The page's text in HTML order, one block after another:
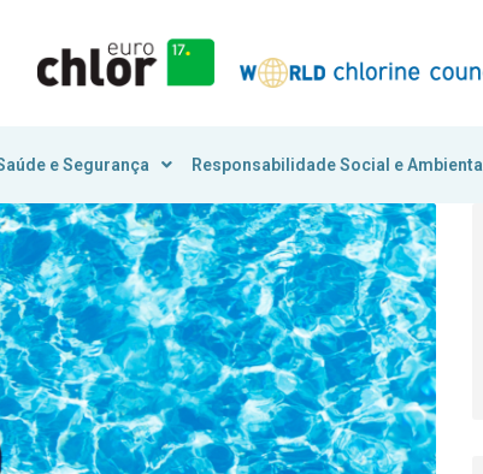
e Segurança Responsabilidade Social e Ambiental